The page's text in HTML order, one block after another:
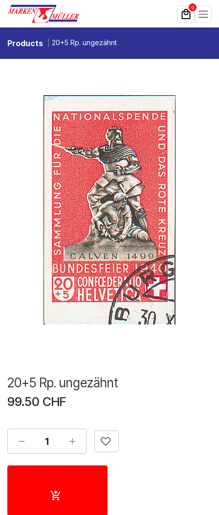
Zum Inhalt springen 0
Products 20+5 Rp. ungezähnt
20+5 Rp. ungezähnt
99.50 CHF